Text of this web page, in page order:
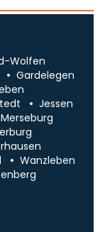
Wolfen
Gardelegen
Jessen
Merseburg
Wanzleben